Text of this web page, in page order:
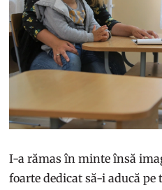
I-a rămas în minte însă
foarte dedicat să-i aducă